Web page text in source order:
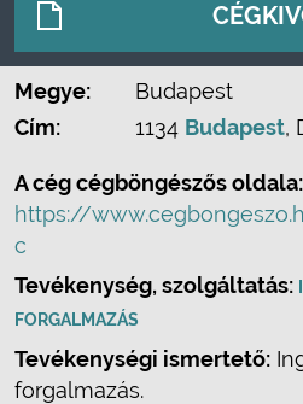
Megye:
Budapest
Cím:
1134 Budapest,
A cég cégböngészős oldala:
https://
c
Tevékenység, szolgáltatás:
FORGALMAZÁS
Tevékenységi ismertető:
forgalmazás.